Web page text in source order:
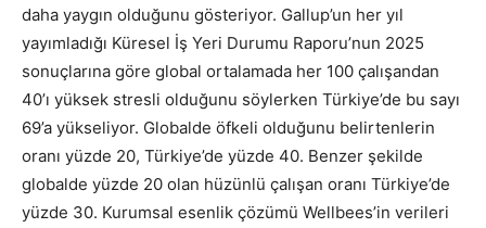
daha yaygın olduğunu gösteriyor. Gallup’un her yıl
yayımladığı Küresel İş Yeri Durumu Raporu’nun 2025
sonuçlarına göre global ortalamada her 100 çalışandan
40’ı yüksek stresli olduğunu söylerken Türkiye’de bu sayı
69’a yükseliyor. Globalde öfkeli olduğunu belirtenlerin
oranı yüzde 20, Türkiye’de yüzde 40. Benzer şekilde
globalde yüzde 20 olan hüzünlü çalışan oranı Türkiye’de
yüzde 30. Kurumsal esenlik çözümü Wellbees’in verileri